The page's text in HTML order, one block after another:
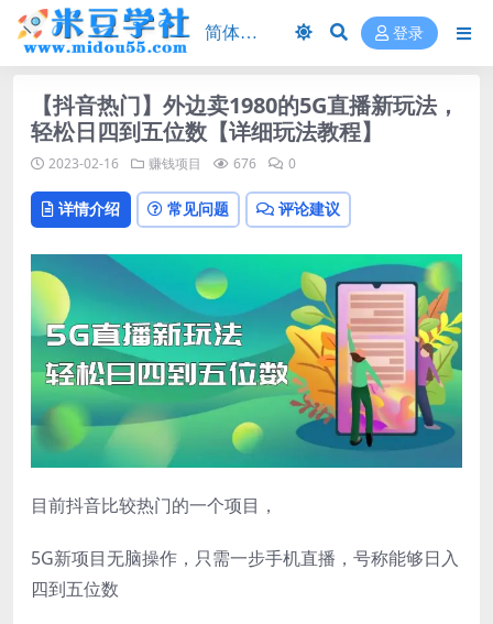
登录
【抖音热门】外边卖1980的5G直播新玩法，
轻松日四到五位数【详细玩法教程】
2023-02-16 赚钱项目 676 0
详情介绍 常见问题 评论建议
目前抖音比较热门的一个项目，
5G新项目无脑操作，只需一步手机直播，号称能够日入
四到五位数